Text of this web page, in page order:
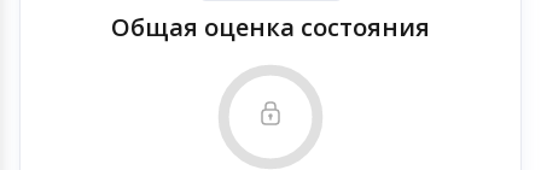
Общая оценка состояния